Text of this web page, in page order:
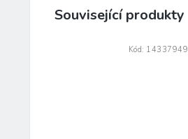
Související produkty
Kód: 14337949